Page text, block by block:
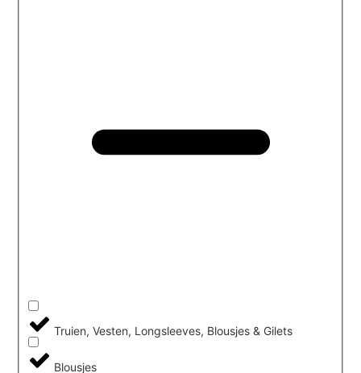
Truien, Vesten, Longsleeves, Blousjes & Gilets
Blousjes